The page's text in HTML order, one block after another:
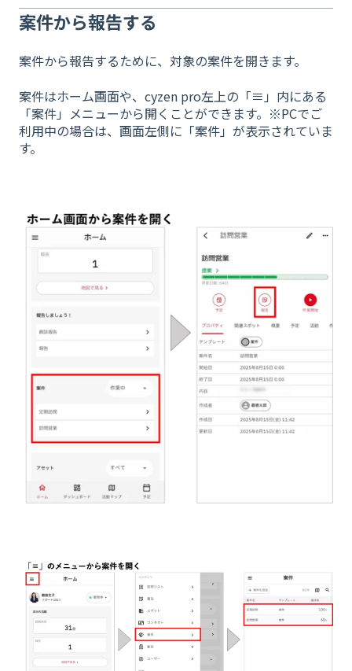
案件から報告する
案件から報告するために、対象の案件を開きます。
案件はホーム画面や、cyzen pro左上の「≡」内にある
「案件」メニューから開くことができます。※PCでご
利用中の場合は、画面左側に「案件」が表示されていま
す。